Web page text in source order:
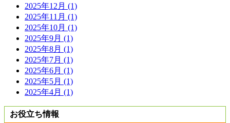
2025年12月 (1)
2025年11月 (1)
2025年10月 (1)
2025年9月 (1)
2025年8月 (1)
2025年7月 (1)
2025年6月 (1)
2025年5月 (1)
2025年4月 (1)
お役立ち情報